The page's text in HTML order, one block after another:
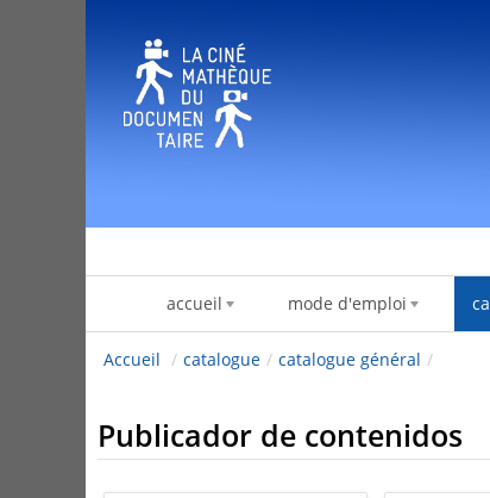
accueil mode d'emploi
Accueil / catalogue / catalogue général /
Publicador de contenidos